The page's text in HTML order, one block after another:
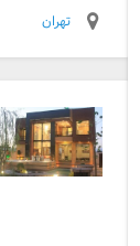
تهران